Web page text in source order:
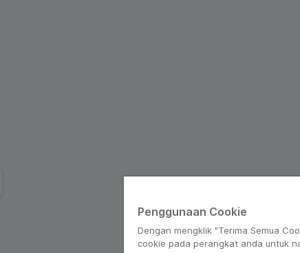
Penggunaan Cookie
Dengan mengklik "Terima Semua
cookie pada perangkat anda untuk